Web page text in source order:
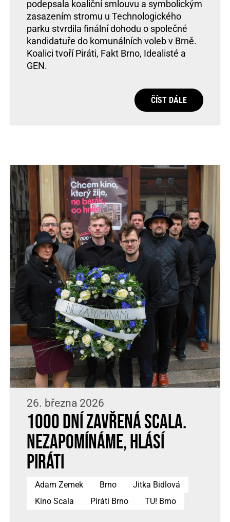
podepsala koaliční smlouvu a symbolickým
zasazením stromu u Technologického
parku stvrdila finální dohodu o společné
kandidatuře do komunálních voleb v Brně.
Koalici tvoří Piráti, Fakt Brno, Idealisté a
GEN.
ČÍST DÁLE
26. března 2026
1000 dní zavřená Scala.
Nezapomínáme, hlásí
Piráti
Adam Zemek Brno
Jitka Bidlová
Kino Scala
Piráti Brno TU! Brno